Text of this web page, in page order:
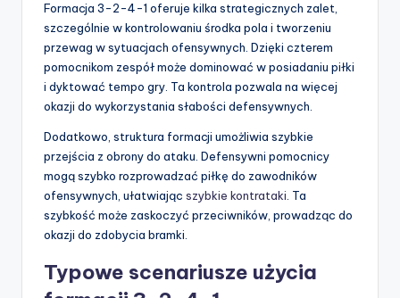
Formacja 3-2-4-1 oferuje kilka strategicznych zalet,
szczególnie w kontrolowaniu środka pola i tworzeniu
przewag w sytuacjach ofensywnych. Dzięki czterem
pomocnikom zespół może dominować w posiadaniu piłki
i dyktować tempo gry. Ta kontrola pozwala na więcej
okazji do wykorzystania słabości defensywnych.
Dodatkowo, struktura formacji umożliwia szybkie
przejścia z obrony do ataku. Defensywni pomocnicy
mogą szybko rozprowadzać piłkę do zawodników
ofensywnych, ułatwiając szybkie kontrataki . Ta
szybkość może zaskoczyć przeciwników, prowadząc do
okazji do zdobycia bramki.
Typowe scenariusze użycia